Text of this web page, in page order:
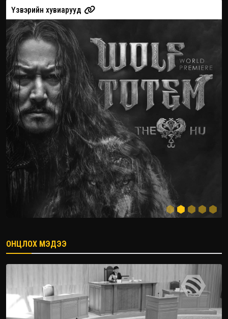
Үзвэрийн хувиарууд
2026.08.08
ОНЦЛОХ МЭДЭЭ